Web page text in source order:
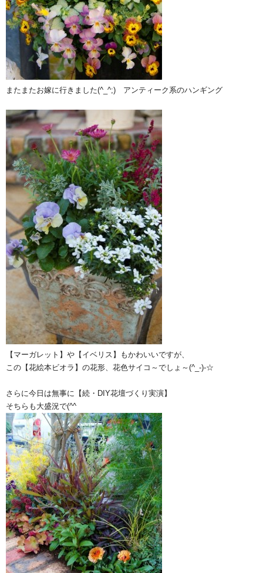
またまたお嫁に行きました(^_^;) アンティーク系のハンギング
【マーガレット】や【イベリス】もかわいいですが、
この【花絵本ビオラ】の花形、花色サイコ～でしょ～(^_-)-☆
さらに今日は無事に【続・DIY花壇づくり実演】
そちらも大盛況で(^^ゞ